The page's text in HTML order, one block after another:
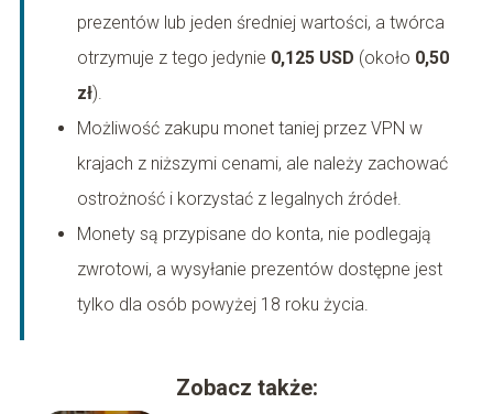
prezentów lub jeden średniej wartości, a twórca
otrzymuje z tego jedynie 0,125 USD (około 0,50
zł).
Możliwość zakupu monet taniej przez VPN w
krajach z niższymi cenami, ale należy zachować
ostrożność i korzystać z legalnych źródeł.
Monety są przypisane do konta, nie podlegają
zwrotowi, a wysyłanie prezentów dostępne jest
tylko dla osób powyżej 18 roku życia.
Zobacz także: